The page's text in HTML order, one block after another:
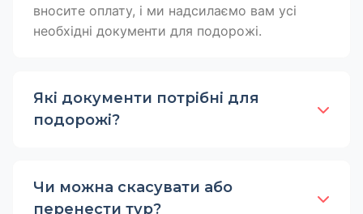
вносите оплату, і ми надсилаємо вам усі
необхідні документи для подорожі.
Які документи потрібні для
подорожі?
Чи можна скасувати або
перенести тур?